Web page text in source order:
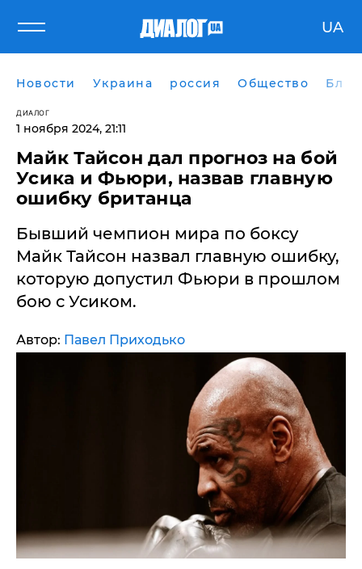
UA
Новости Украина россия Общество
ДИАЛОГ
1 ноября 2024, 21:11
Майк Тайсон дал прогноз на бой
Усика и Фьюри, назвав главную
ошибку британца
Бывший чемпион мира по боксу
Майк Тайсон назвал главную ошибку,
которую допустил Фьюри в прошлом
бою с Усиком.
Автор: Павел Приходько